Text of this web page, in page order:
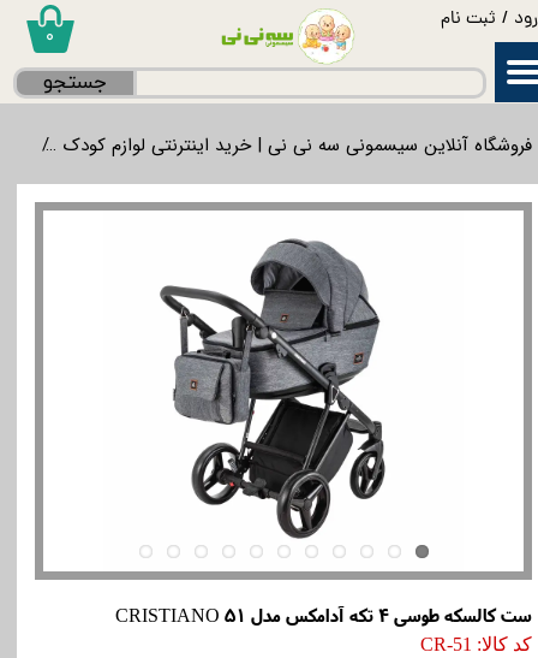
/ ثبت نام
حساب کاربری من
۰
جستجو
فروشگاه آنلاین سیسمونی سه نی نی | خرید اینترنتی لوازم کودک
ست کالسکه طوسی 4 تکه آدامکس مدل CRISTIANO 51
کد کالا: CR-51